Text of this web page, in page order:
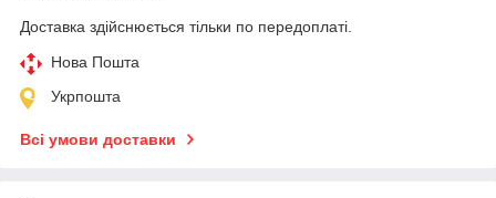
Доставка здійснюється тільки по передоплаті.
Нова Пошта
Укрпошта
Всі умови доставки